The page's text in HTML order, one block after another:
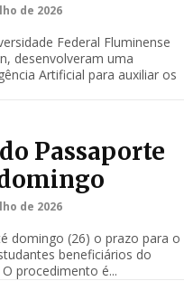
de 2026
Federal Fluminense
desenvolveram uma
Artificial para auxiliar os
Passaporte
de 2026
domingo (26) o prazo para o
beneficiários do
procedimento é...